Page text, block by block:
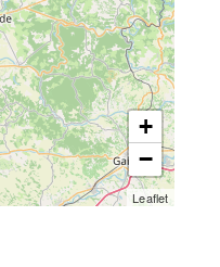
+
−
Leaflet